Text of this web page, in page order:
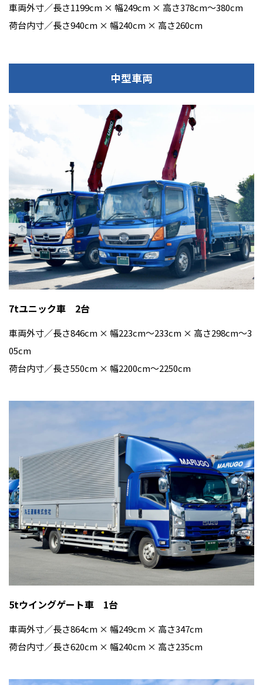
車両外寸／長さ1199cm × 幅249cm × 高さ378cm〜380cm
荷台内寸／長さ940cm × 幅240cm × 高さ260cm
中型車両
7tユニック車 2台
車両外寸／長さ846cm × 幅223cm〜233cm × 高さ298cm〜3
05cm
荷台内寸／長さ550cm × 幅2200cm〜2250cm
5tウイングゲート車 1台
車両外寸／長さ864cm × 幅249cm × 高さ347cm
荷台内寸／長さ620cm × 幅240cm × 高さ235cm